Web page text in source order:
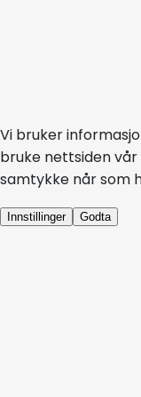
Vi bruker
bruke nettsiden
samtykke når som
Innstillinger Godta